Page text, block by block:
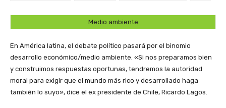
Medio ambiente
En América latina, el debate político pasará por el binomio
desarrollo económico/medio ambiente. «Si nos preparamos bien
y construimos respuestas oportunas, tendremos la autoridad
moral para exigir que el mundo más rico y desarrollado haga
también lo suyo», dice el ex presidente de Chile, Ricardo Lagos.